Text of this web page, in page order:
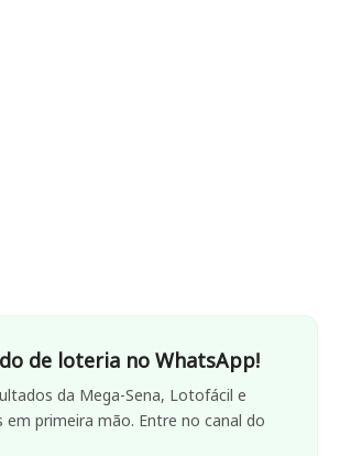
de loteria no WhatsApp!
da Mega-Sena, Lotofácil e
primeira mão. Entre no canal do